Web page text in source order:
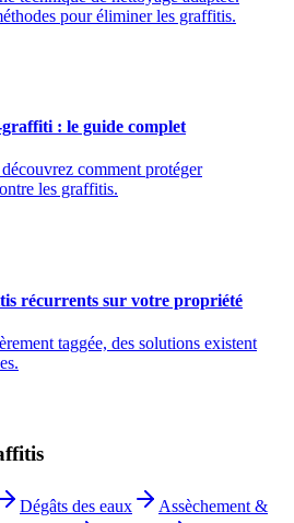
pour éliminer les graffitis.
: le guide complet
comment protéger
les graffitis.
récurrents sur votre propriété
taggée, des solutions existent
Dégâts des eaux
Assèchement &